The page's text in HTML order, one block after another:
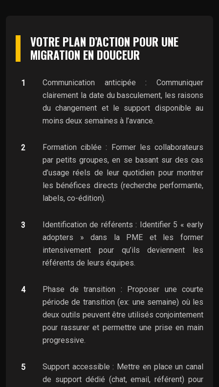
VOTRE PLAN D’ACTION POUR UNE
MIGRATION EN DOUCEUR
Communication anticipée : Communiquer
clairement la date du basculement, les raisons
du changement et le support disponible au
moins deux semaines à l’avance.
Formation ciblée : Former les collaborateurs
par petits groupes, en se basant sur des cas
d’usage réels de leur quotidien pour montrer
les bénéfices directs (recherche performante,
labels, co-édition).
Identification de référents : Identifier 5 « early
adopters » dans la PME et les former
intensivement pour qu’ils deviennent les
référents de leurs équipes.
Phase de transition : Proposer une courte
période de transition (ex: une semaine) où les
deux outils peuvent être utilisés conjointement
pour rassurer et permettre une prise en main
progressive.
Support accessible : Mettre en place un canal
de support dédié (chat, email, référent) pour